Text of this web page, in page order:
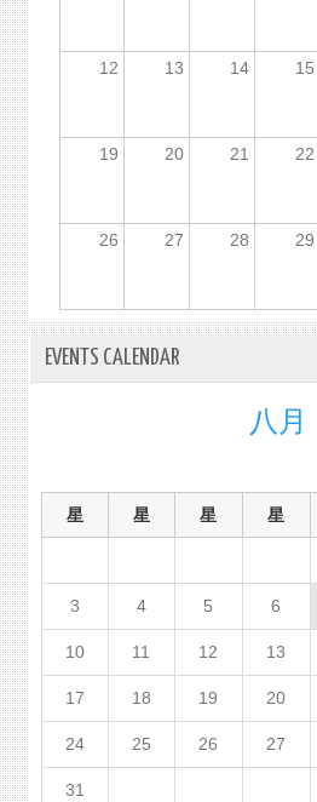
12 13 14 15
19 20 21 22
26 27 28 29
EVENTS CALENDAR
八月
星 星 星 星
3 4 5 6
10 11 12 13
17 18 19 20
24 25 26 27
31